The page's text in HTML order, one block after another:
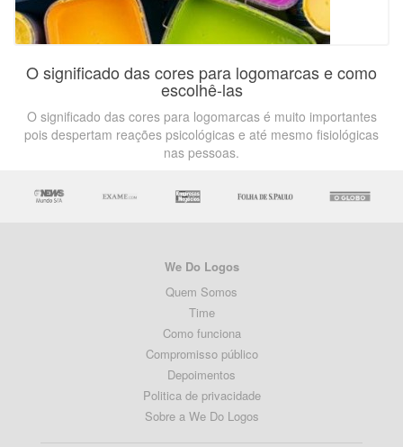
O significado das cores para logomarcas e como
escolhê-las
O significado das cores para logomarcas é muito importantes
pois despertam reações psicológicas e até mesmo fisiológicas
nas pessoas.
We Do Logos
Quem Somos
Time
Como funciona
Compromisso público
Depoimentos
Politica de privacidade
Sobre a We Do Logos